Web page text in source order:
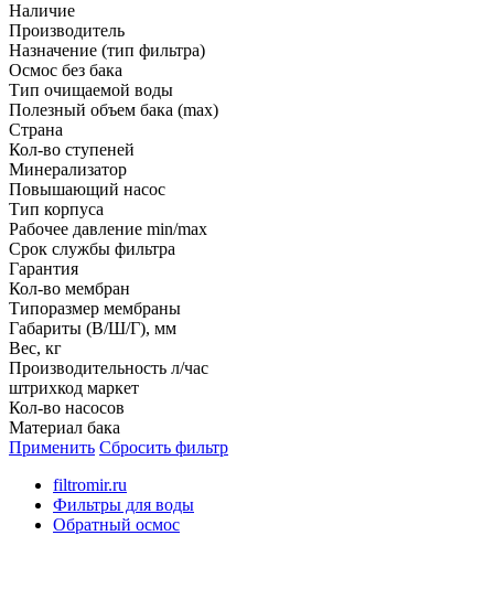
Наличие
Производитель
Назначение (тип фильтра)
Осмос без бака
Тип очищаемой воды
Полезный объем бака (max)
Страна
Кол-во ступеней
Минерализатор
Повышающий насос
Тип корпуса
Рабочее давление min/max
Срок службы фильтра
Гарантия
Кол-во мембран
Типоразмер мембраны
Габариты (В/Ш/Г), мм
Вес, кг
Производительность л/час
штрихкод маркет
Кол-во насосов
Материал бака
Применить Сбросить фильтр
filtromir.ru
Фильтры для воды
Обратный осмос